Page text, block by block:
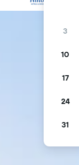
3
10
17
24
31